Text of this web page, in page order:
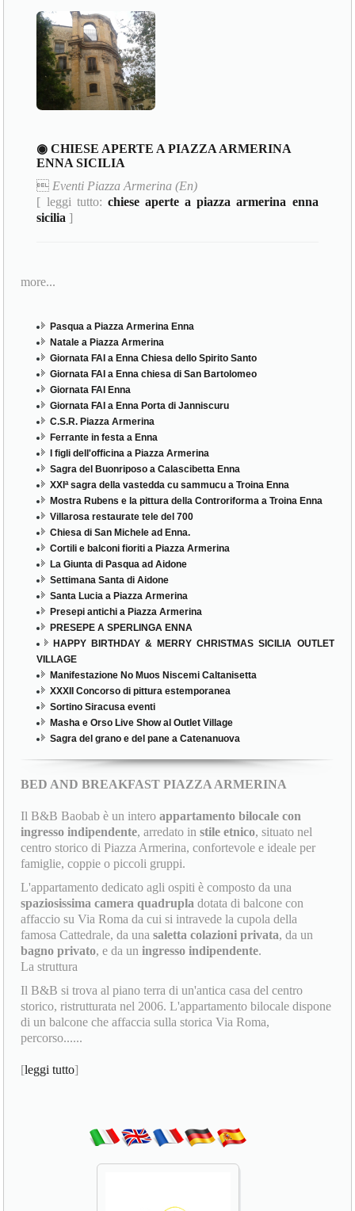
◉ CHIESE APERTE A PIAZZA ARMERINA
ENNA SICILIA
 Eventi Piazza Armerina (En)
[ leggi tutto: chiese aperte a piazza armerina enna
sicilia ]
more...
Pasqua a Piazza Armerina Enna
Natale a Piazza Armerina
Giornata FAI a Enna Chiesa dello Spirito Santo
Giornata FAI a Enna chiesa di San Bartolomeo
Giornata FAI Enna
Giornata FAI a Enna Porta di Janniscuru
C.S.R. Piazza Armerina
Ferrante in festa a Enna
I figli dell'officina a Piazza Armerina
Sagra del Buonriposo a Calascibetta Enna
XXIª sagra della vastedda cu sammucu a Troina Enna
Mostra Rubens e la pittura della Controriforma a Troina Enna
Villarosa restaurate tele del 700
Chiesa di San Michele ad Enna.
Cortili e balconi fioriti a Piazza Armerina
La Giunta di Pasqua ad Aidone
Settimana Santa di Aidone
Santa Lucia a Piazza Armerina
Presepi antichi a Piazza Armerina
PRESEPE A SPERLINGA ENNA
HAPPY BIRTHDAY & MERRY CHRISTMAS SICILIA OUTLET
VILLAGE
Manifestazione No Muos Niscemi Caltanisetta
XXXII Concorso di pittura estemporanea
Sortino Siracusa eventi
Masha e Orso Live Show al Outlet Village
Sagra del grano e del pane a Catenanuova
BED AND BREAKFAST PIAZZA ARMERINA
Il B&B Baobab è un interoappartamento bilocale con
ingresso indipendente, arredato instile etnico, situato nel
centro storico di Piazza Armerina, confortevole e ideale per
famiglie, coppie o piccoli gruppi.
L'appartamento dedicato agli ospiti è composto da una
spaziosissima camera quadrupla dotata di balcone con
affaccio su Via Roma da cui si intravede la cupola della
famosa Cattedrale, da unasaletta colazioni privata, da un
bagno privato, e da uningresso indipendente.
La struttura
Il B&B si trova al piano terra di un'antica casa del centro
storico, ristrutturata nel 2006. L'appartamento bilocale dispone
di un balcone che affaccia sulla storica Via Roma,
percorso......
[leggi tutto]